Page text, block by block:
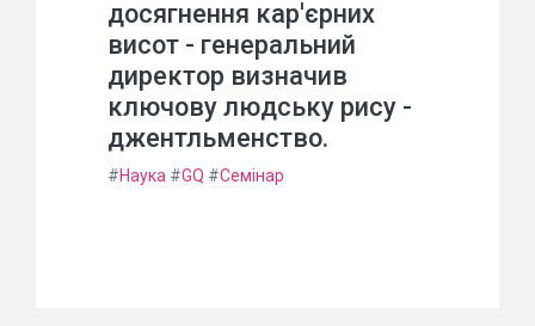
досягнення кар'єрних
висот - генеральний
директор визначив
ключову людську рису -
джентльменство.
#Наука #GQ #Семінар